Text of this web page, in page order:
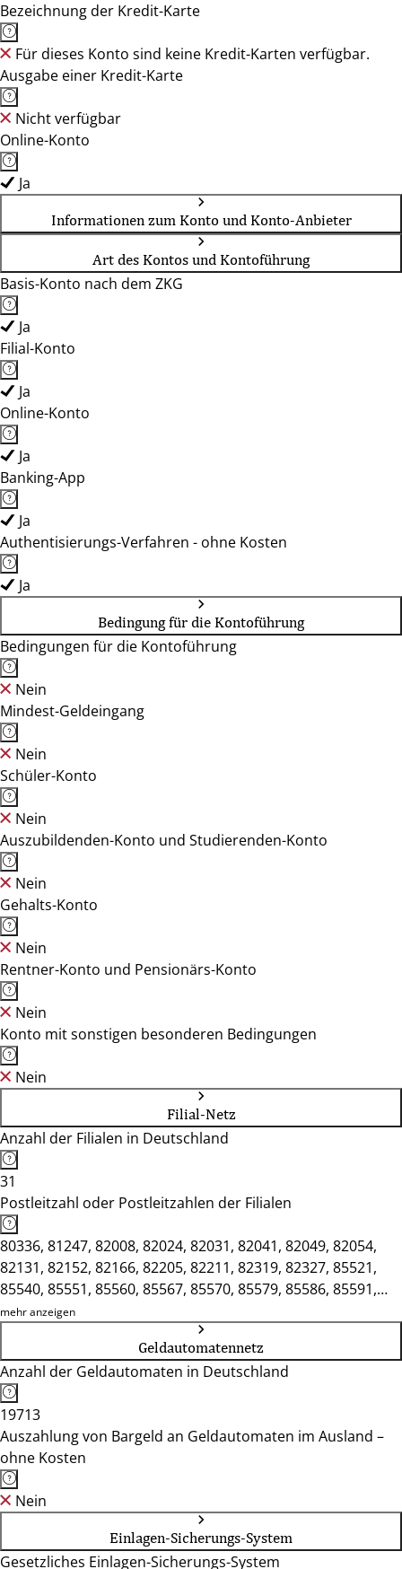
Bezeichnung der Kredit-Karte
Für dieses Konto sind keine Kredit-Karten verfügbar.
Ausgabe einer Kredit-Karte
Nicht verfügbar
Online-Konto
Ja
Informationen zum Konto und Konto-Anbieter
Art des Kontos und Kontoführung
Basis-Konto nach dem ZKG
Ja
Filial-Konto
Ja
Online-Konto
Ja
Banking-App
Ja
Authentisierungs-Verfahren - ohne Kosten
Ja
Bedingung für die Kontoführung
Bedingungen für die Kontoführung
Nein
Mindest-Geldeingang
Nein
Schüler-Konto
Nein
Auszubildenden-Konto und Studierenden-Konto
Nein
Gehalts-Konto
Nein
Rentner-Konto und Pensionärs-Konto
Nein
Konto mit sonstigen besonderen Bedingungen
Nein
Filial-Netz
Anzahl der Filialen in Deutschland
31
Postleitzahl oder Postleitzahlen der Filialen
80336, 81247, 82008, 82024, 82031, 82041, 82049, 82054,
82131, 82152, 82166, 82205, 82211, 82319, 82327, 85521,
85540, 85551, 85560, 85567, 85570, 85579, 85586, 85591,
85604, 85622, 85625, 85635, 85716, 85737, 85748
mehr anzeigen
Geldautomatennetz
Anzahl der Geldautomaten in Deutschland
19713
Auszahlung von Bargeld an Geldautomaten im Ausland –
ohne Kosten
Nein
Einlagen-Sicherungs-System
Gesetzliches Einlagen-Sicherungs-System